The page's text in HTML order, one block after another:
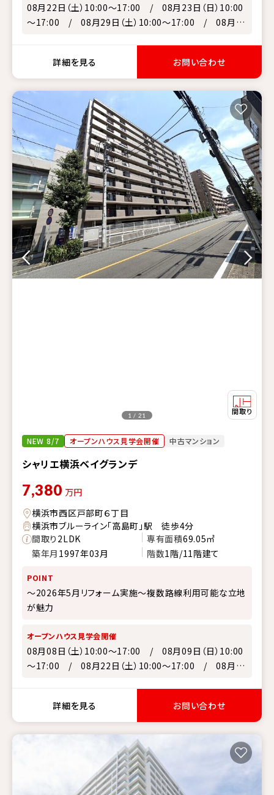
08月22日（土）10:00～17:00 / 08月23日（日）10:00
～17:00 / 08月29日（土）10:00～17:00 / 08月30
詳細を見る お問い合わせ
NEW 8/7 オープンハウス見学会開催 中古マンション
シャリエ横浜ベイグランデ
1 / 21
7,380 万円
横浜市西区戸部町６丁目
横浜市ブルーライン「高島町」駅 徒歩4分
間取り2LDK 専有面積69.05㎡
築年月 1997年03月 階数1階/11階建て
POINT
～2026年5月リフォーム実施～複数路線利用可能な立地
が魅力
オープンハウス見学会開催
08月08日（土）10:00～17:00 / 08月09日（日）10:00
～17:00 / 08月22日（土）10:00～17:00 / 08月23
詳細を見る お問い合わせ